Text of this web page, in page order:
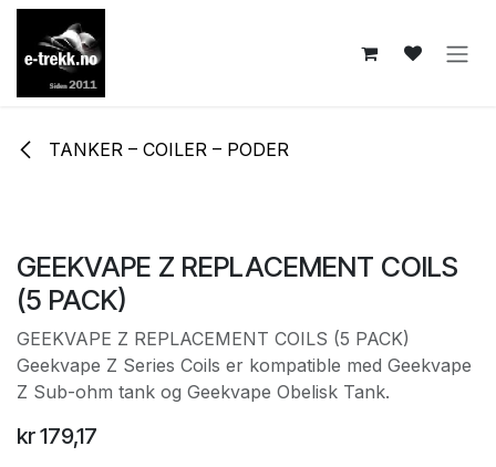
Skip to Content
TANKER – COILER – PODER
GEEKVAPE Z REPLACEMENT COILS
(5 PACK)
GEEKVAPE Z REPLACEMENT COILS (5 PACK)
Geekvape Z Series Coils er kompatible med Geekvape
Z Sub-ohm tank og Geekvape Obelisk Tank.
kr179,17